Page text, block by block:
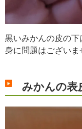
黒いみかんの皮の
身に問題はございま
みかんの表